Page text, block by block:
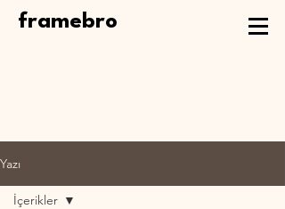
framebro
Yazı
İçerikler